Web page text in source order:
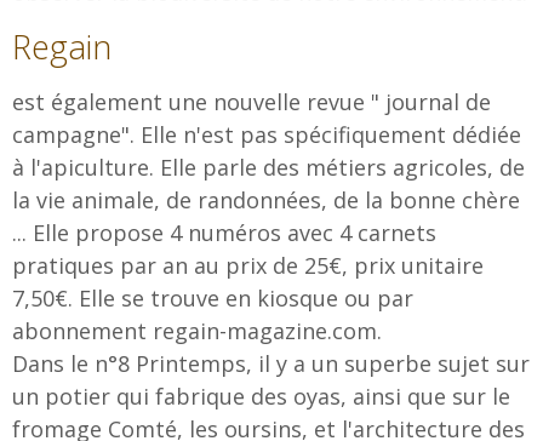
Regain
est également une nouvelle revue " journal de
campagne". Elle n'est pas spécifiquement dédiée
à l'apiculture. Elle parle des métiers agricoles, de
la vie animale, de randonnées, de la bonne chère
... Elle propose 4 numéros avec 4 carnets
pratiques par an au prix de 25€, prix unitaire
7,50€. Elle se trouve en kiosque ou par
abonnement regain-magazine.com.
Dans le n°8 Printemps, il y a un superbe sujet sur
un potier qui fabrique des oyas, ainsi que sur le
fromage Comté, les oursins, et l'architecture des